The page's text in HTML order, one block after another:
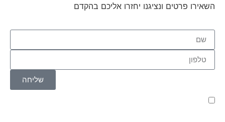
השאירו פרטים ונציגנו יחזרו אליכם בהקדם
שליחה